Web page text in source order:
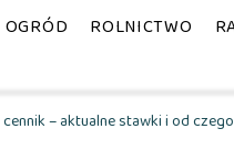
OGRÓD ROLNICTWO
– aktualne stawki i od